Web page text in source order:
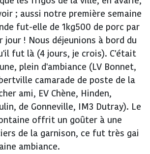
; aussi notre première semaine
fut-elle de 1kg500 de porc par
jour ! Nous déjeunions à bord du
fut là (4 jours, je crois). C'était
plein d'ambiance (LV Bonnet,
camarade de poste de la
ami, EV Chène, Hinden,
de Gonneville, IM3 Dutray). Le
offrit un goûter à une
de la garnison, ce fut très gai
ambiance.